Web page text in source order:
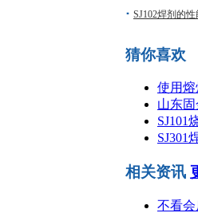
SJ102焊剂的
猜你喜欢
使用
山东
SJ101
SJ301
相关资讯
不看会